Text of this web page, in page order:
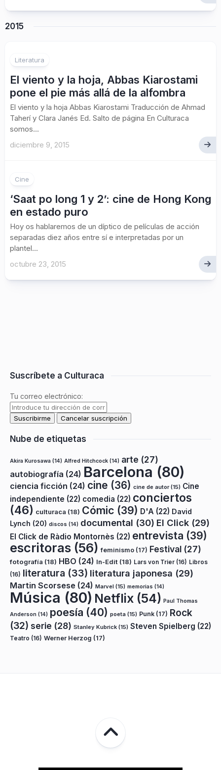
2015
Literatura
El viento y la hoja, Abbas Kiarostami
pone el pie más allá de la alfombra
El viento y la hoja Abbas Kiarostami Traducción de Ahmad
Taherí y Clara Janés Ed. Salto de página En Culturaca
somos...
diciembre 9, 2015
Cine
‘Saat po long 1 y 2’: cine de Hong Kong
en estado puro
Hoy os hablaremos de un díptico de películas de acción
separadas diez años entre sí e interpretadas por un
plantel...
octubre 23, 2015
Suscríbete a Culturaca
Tu correo electrónico:
Nube de etiquetas
Akira Kurosawa (14) Alfred Hitchcock (14) arte (27)
autobiografía (24) Barcelona (80)
ciencia ficción (24) cine (36) cine de autor(15) Cine
independiente (22) comedia (22) conciertos
(46) culturaca (18) Cómic (39) D'A (22) David
Lynch (20) discos (14) documental (30) El Click (29)
El Click de Ràdio Montornès (22) entrevista (39)
escritoras (56) feminismo (17) Festival (27)
fotografía (18) HBO (24) In-Edit (18) Lars von Trier (16) Libros
(16) literatura (33) literatura japonesa (29)
Martin Scorsese (24) Marvel (15) memorias (14)
Música (80) Netflix (54) Paul Thomas
Anderson (14) poesía (40) poeta (15) Punk (17) Rock
(32) serie (28) Stanley Kubrick (15) Steven Spielberg (22)
Teatro (16) Werner Herzog (17)